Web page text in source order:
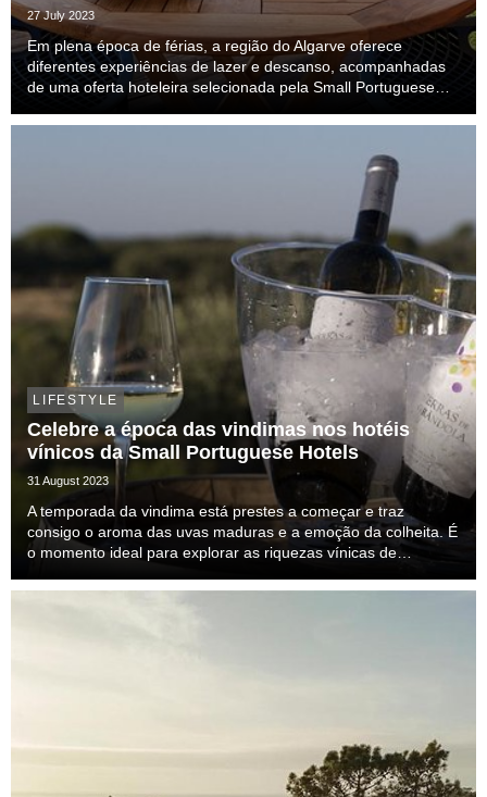
27 July 2023
Em plena época de férias, a região do Algarve oferece
diferentes experiências de lazer e descanso, acompanhadas
de uma oferta hoteleira selecionada pela Small Portuguese
vista, pequenas praias em falésias recor...
LIFESTYLE
Celebre a época das vindimas nos hotéis
vínicos da Small Portuguese Hotels
31 August 2023
A temporada da vindima está prestes a começar e traz
consigo o aroma das uvas maduras e a emoção da colheita. É
o momento ideal para explorar as riquezas vínicas de
estão prontos para oferecer experiências únicas e...